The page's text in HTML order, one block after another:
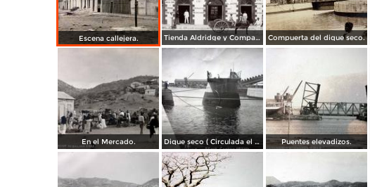
Escena callejera. Tienda Aldridge y Compañía Compuerta del dique seco.
En el Mercado. Dique seco ( Circulada el 2 de abril de 1913 ). Puentes elevadizos.